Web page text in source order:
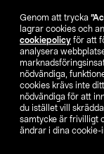
Genom att trycka
lagrar cookies och
cookiepolicy för att
analysera
nödvändiga,
cookies krävs inte
nödvändiga för att
du istället vill
samtycke är frivilligt
ändrar i dina cookie-
Våra bolag